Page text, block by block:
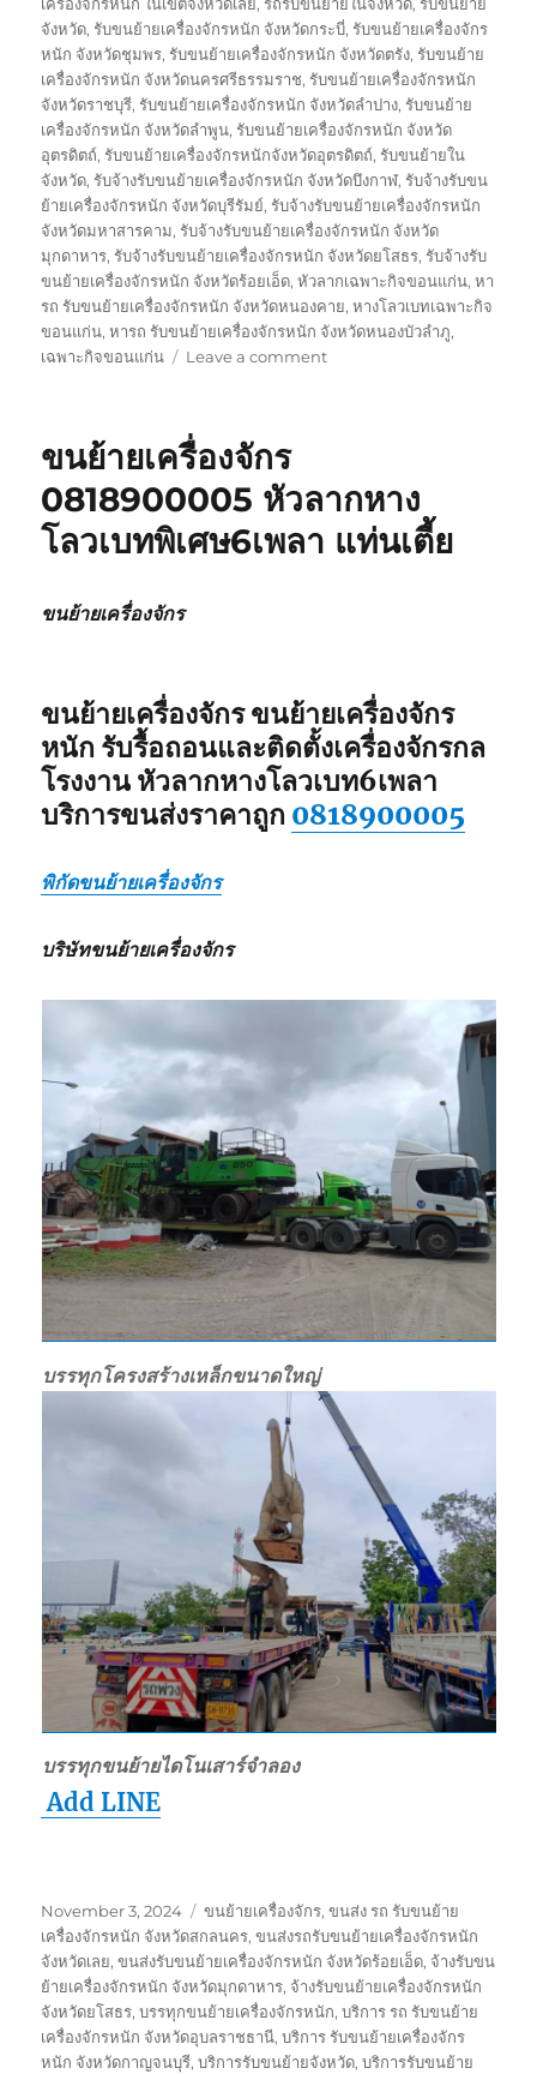
จังหวัด,รับขนย้ายเครื่องจักรหนัก จังหวัดกระบี่,รับขนย้ายเครื่องจักร
หนัก จังหวัดชุมพร,รับขนย้ายเครื่องจักรหนัก จังหวัดตรัง,รับขนย้าย
เครื่องจักรหนัก จังหวัดนครศรีธรรมราช,รับขนย้ายเครื่องจักรหนัก
จังหวัดราชบุรี,รับขนย้ายเครื่องจักรหนัก จังหวัดลำปาง,รับขนย้าย
เครื่องจักรหนัก จังหวัดลำพูน,รับขนย้ายเครื่องจักรหนัก จังหวัด
อุตรดิตถ์,รับขนย้ายเครื่องจักรหนักจังหวัดอุตรดิตถ์,รับขนย้ายใน
จังหวัด,รับจ้างรับขนย้ายเครื่องจักรหนัก จังหวัดบึงกาฬ,รับจ้างรับขน
ย้ายเครื่องจักรหนัก จังหวัดบุรีรัมย์,รับจ้างรับขนย้ายเครื่องจักรหนัก
จังหวัดมหาสารคาม,รับจ้างรับขนย้ายเครื่องจักรหนัก จังหวัด
มุกดาหาร,รับจ้างรับขนย้ายเครื่องจักรหนัก จังหวัดยโสธร,รับจ้างรับ
ขนย้ายเครื่องจักรหนัก จังหวัดร้อยเอ็ด,หัวลากเฉพาะกิจขอนแก่น,หา
รถ รับขนย้ายเครื่องจักรหนัก จังหวัดหนองคาย,หางโลวเบทเฉพาะกิจ
ขอนแก่น,หารถ รับขนย้ายเครื่องจักรหนัก จังหวัดหนองบัวลำภู,
เฉพาะกิจขอนแก่น
Leave a commenton
ลาก
หาง
โลวเบท
ขนย้ายเครื่องจักร
0818900005 หัวลากหาง
โลวเบทพิเศษ6เพลา แท่นเตี้ย
ขนย้ายเครื่องจักร
ขนย้ายเครื่องจักร ขนย้ายเครื่องจักร
หนัก รับรื้อถอนและติดตั้งเครื่องจักรกล
โรงงาน หัวลากหางโลวเบท6เพลา
บริการขนส่งราคาถูก 0818900005
พิกัดขนย้ายเครื่องจักร
บริษัทขนย้ายเครื่องจักร
บรรทุกโครงสร้างเหล็กขนาดใหญ่
บรรทุกขนย้ายไดโนเสาร์จำลอง
Add LINE
Posted
on
November 3, 2024 Tags
ขนย้ายเครื่องจักร,ขนส่ง รถ รับขนย้าย
เครื่องจักรหนัก จังหวัดสกลนคร,ขนส่งรถรับขนย้ายเครื่องจักรหนัก
จังหวัดเลย,ขนส่งรับขนย้ายเครื่องจักรหนัก จังหวัดร้อยเอ็ด, จ้างรับขน
ย้ายเครื่องจักรหนัก จังหวัดมุกดาหาร, จ้างรับขนย้ายเครื่องจักรหนัก
จังหวัดยโสธร,บรรทุกขนย้ายเครื่องจักรหนัก,บริการ รถ รับขนย้าย
เครื่องจักรหนัก จังหวัดอุบลราชธานี,บริการ รับขนย้ายเครื่องจักร
หนัก จังหวัดกาญจนบุรี,บริการรับขนย้ายจังหวัด,บริการรับขนย้าย